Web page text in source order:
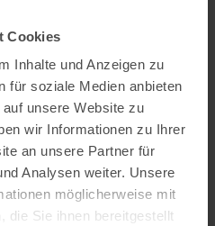
Cookies
Inhalte und Anzeigen zu
für soziale Medien anbieten
unsere Website zu
wir Informationen zu Ihrer
an unsere Partner für
Analysen weiter. Unsere
möglicherweise mit
die Sie ihnen bereitgestellt
Beginn des
deine Carrots spenden
durch unsere
aktiviert.